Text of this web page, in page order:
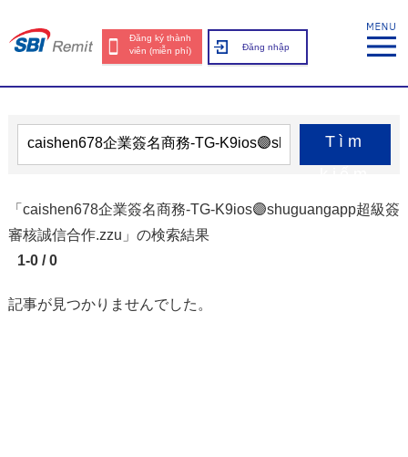
Đăng ký thành
viên (miễn phí)
Đăng nhập
Tìm
「caishen678企業簽名商務-TG-K9ios🟣shuguangapp超級簽
審核誠信合作.zzu」の検索結果
1-0 / 0
記事が見つかりませんでした。